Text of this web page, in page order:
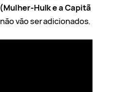
(Mulher-Hulk e a Capitã
não vão ser adicionados.